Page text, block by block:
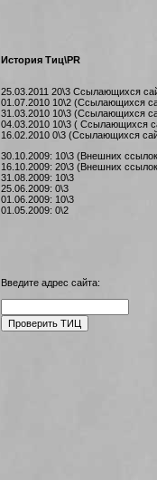
История Тиц\PR
25.03.2011 20\3 Ссылающихся
01.07.2010 10\2 (Ссылающихся
31.03.2010 10\3 (Ссылающихся
04.03.2010 10\3 ( Ссылающихся
16.02.2010 0\3 (Ссылающихся
30.10.2009: 10\3 (Внешних
16.10.2009: 20\3 (Внешних
31.08.2009: 10\3
25.06.2009: 0\3
01.06.2009: 10\3
01.05.2009: 0\2
Введите адрес сайта: